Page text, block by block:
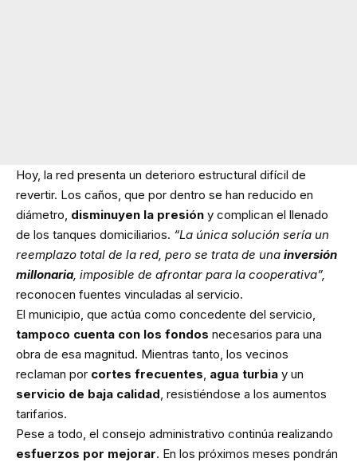
Hoy, la red presenta un deterioro estructural difícil de
revertir. Los caños, que por dentro se han reducido en
diámetro, disminuyen la presión y complican el llenado
de los tanques domiciliarios. “La única solución sería un
reemplazo total de la red, pero se trata de una inversión
millonaria, imposible de afrontar para la cooperativa”,
reconocen fuentes vinculadas al servicio.
El municipio, que actúa como concedente del servicio,
tampoco cuenta con los fondos necesarios para una
obra de esa magnitud. Mientras tanto, los vecinos
reclaman por cortes frecuentes agua turbia y un
servicio de baja calidad , resistiéndose a los aumentos
tarifarios.
Pese a todo, el consejo administrativo continúa realizando
esfuerzos por mejorar. En los próximos meses pondrán